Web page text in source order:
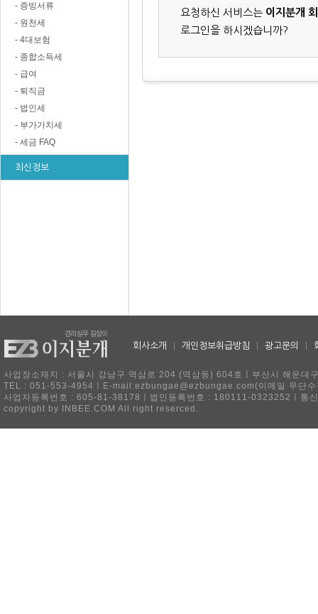
- 증빙서류
- 원천세
- 4대보험
- 종합소득세
- 급여
- 퇴직금
- 법인세
- 부가가치세
- 세금 FAQ
최신정보
요청하신 서비스는 이지분개
로그인을 하시겠습니까?
회사소개 개인정보취급방침 광고문의
사업장소재지 : 서울시 강남구 역삼로 204 (역삼동) 604호ㅣ부산시 해운
TEL : 051-553-4954ㅣE-mail:ezbungae@ezbungae.com(이메일 무단수
사업자등록번호 : 605-81-38178ㅣ법인등록번호 : 180111-0323252ㅣ통
copyright by INBEE.COM All right reserced.